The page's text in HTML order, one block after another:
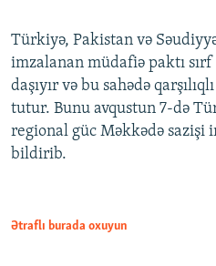
Türkiyə, Pakistan və
imzalanan müdafiə paktı
daşıyır və bu sahədə
tutur. Bunu avqustun 7-də
regional güc Məkkədə sazişi
bildirib.
Ətraflı burada oxuyun